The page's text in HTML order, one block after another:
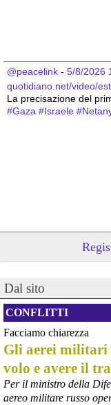
@peacelink - 5/8/2026
quotidiano.net/video/
La precisazione del
#Gaza #Israele #
nigrizia.it/notizia/kenya-
La piantagione di
quarantina di chilometri
Murang’a, pochi
locale. Violazioni che
parole di condanna
provvedimenti che ne
#dirittiglobali #Kenya
Dal sito
CONFLITTI
Facciamo chiarezza
Gli aerei militari
volo e avere il
Per il ministro della
aereo militare russo